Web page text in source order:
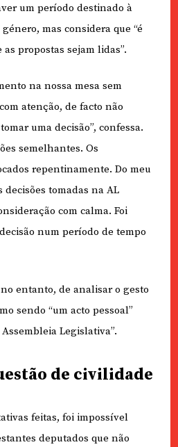
um período destinado à
mas considera que “é
propostas sejam lidas”.
na nossa mesa sem
atenção, de facto não
uma decisão”, confessa.
semelhantes. Os
repentinamente. Do meu
tomadas na AL
com calma. Foi
num período de tempo
entanto, de analisar o gesto
sendo “um acto pessoal”
Legislativa”.
de civilidade
feitas, foi impossível
deputados que não